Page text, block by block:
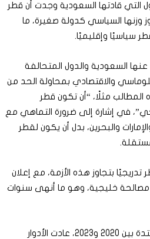
التي قادتها السعودية وجدت أن قطر
وزنها السياسي كدولة صغيرة، ما
سياسيًا وإقليميًا.
السعودية والدول المتحالفة
والاقتصادي بمحاولة الحد من
مثلًا، “أن تكون قطر
في إشارة إلى ضرورة التماهي مع
والبحرين، بدل أن يكون لقطر
بدأت قطر تدريجيًا بتجاوز هذه الأزمة، مع إعلان
خليجية، وهو ما أنهى سنوات
وعلى مر الأعوام التالية، الممتدة بين 2020 و2023، عادت الأدوار